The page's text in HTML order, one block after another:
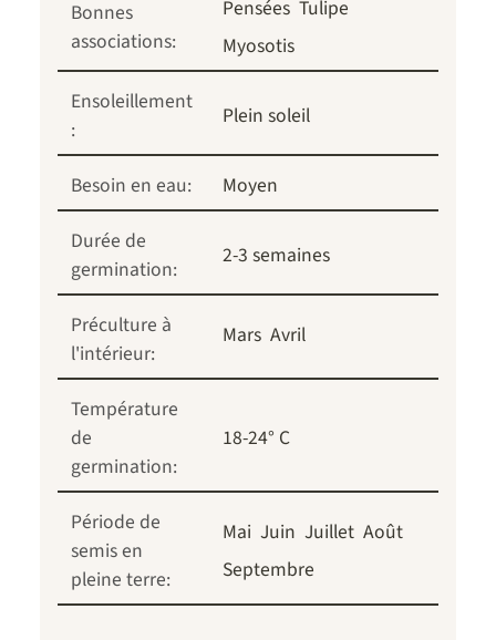
Bonnes
associations:
Pensées Tulipe
Myosotis
Ensoleillement
:
Plein soleil
Besoin en eau:
Moyen
Durée de
germination:
2-3 semaines
Préculture à
l'intérieur:
Mars Avril
Température
de
germination:
18-24° C
Période de
semis en
pleine terre:
Mai Juin Juillet Août
Septembre